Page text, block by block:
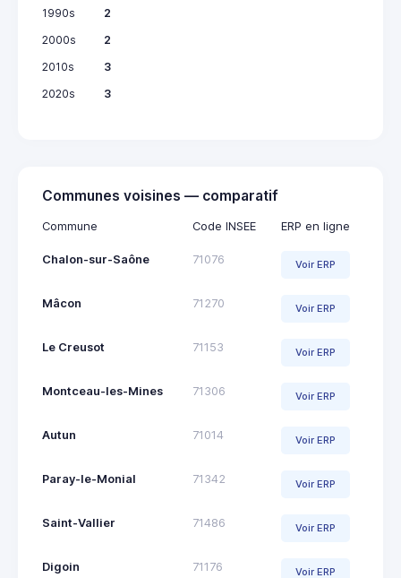
1990s
2
2000s
2
2010s
3
2020s
3
Communes voisines — comparatif
Commune Code INSEE ERP en ligne
Chalon-sur-Saône 71076 Voir ERP
Mâcon 71270 Voir ERP
Le Creusot 71153 Voir ERP
Montceau-les-Mines 71306 Voir ERP
Autun 71014 Voir ERP
Paray-le-Monial 71342 Voir ERP
Saint-Vallier 71486 Voir ERP
Digoin 71176 Voir ERP